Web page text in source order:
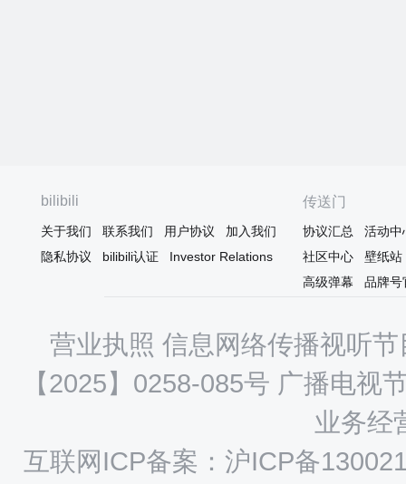
bilibili
关于我们 联系我们 用户协议
加入我们
隐私协议
bilibili认证 Investor Relations
传送门
协议汇总
活动中
社区中心
壁纸站
高级弹幕
品牌号
营业执照 信息网络传播视听
【2025】0258-085号 广播电视
业务经
互联网ICP备案：沪ICP备